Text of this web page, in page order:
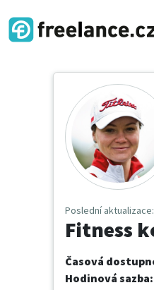
Poslední aktualizace
Fitness
Časová
Hodinová sazba: